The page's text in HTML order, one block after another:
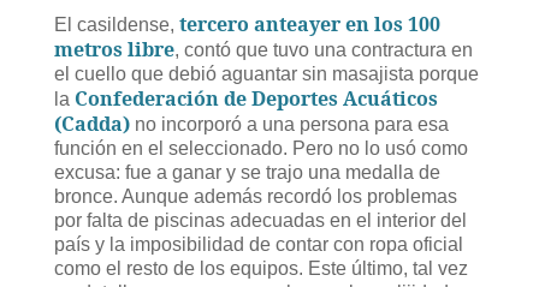
El casildense, tercero anteayer en los 100
metros libre, contó que tuvo una contractura en
el cuello que debió aguantar sin masajista porque
la Confederación de Deportes Acuáticos
(Cadda) no incorporó a una persona para esa
función en el seleccionado. Pero no lo usó como
excusa: fue a ganar y se trajo una medalla de
bronce. Aunque además recordó los problemas
por falta de piscinas adecuadas en el interior del
país y la imposibilidad de contar con ropa oficial
como el resto de los equipos. Este último, tal vez